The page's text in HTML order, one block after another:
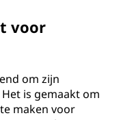
voor
om zijn
is gemaakt om
maken voor